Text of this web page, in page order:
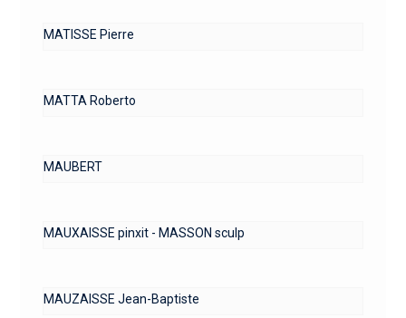
MATISSE Pierre
MATTA Roberto
MAUBERT
MAUXAISSE pinxit - MASSON sculp
MAUZAISSE Jean-Baptiste